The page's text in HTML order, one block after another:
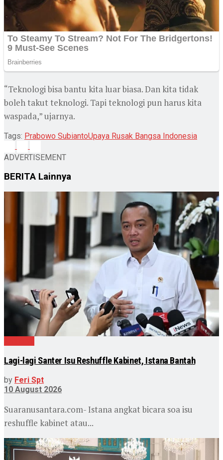
“Teknologi bisa bantu kita luar biasa. Dan kita tidak
boleh takut teknologi. Tapi teknologi pun harus kita
waspada,” ujarnya.
Tags: Prabowo SubiantoUpaya Rusak Bangsa Indonesia
ADVERTISEMENT
BERITA Lainnya
Lagi-lagi Santer Isu Reshuffle Kabinet, Istana Bantah
by Feri Spt
10 August 2026
Suaranusantara.com- Istana angkat bicara soa isu
reshuffle kabinet atau...